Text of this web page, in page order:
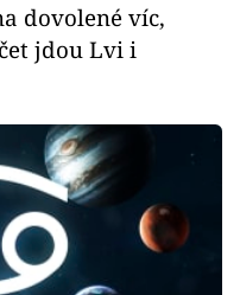
dovolené víc,
jdou Lvi i